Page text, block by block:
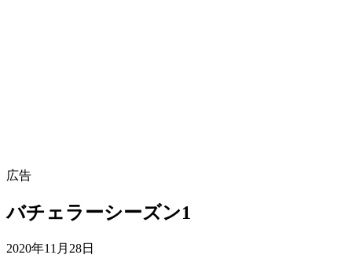
広告
バチェラーシーズン1
2020年11月28日